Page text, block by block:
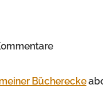
meiner Bücherecke